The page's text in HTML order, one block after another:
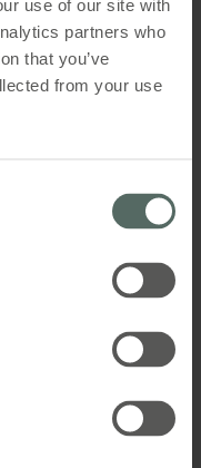
use of our site with
partners who
that you’ve
from your use